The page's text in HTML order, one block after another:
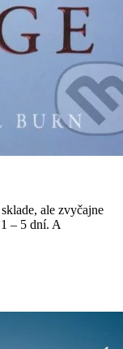
ale zvyčajne
– 5 dní. A